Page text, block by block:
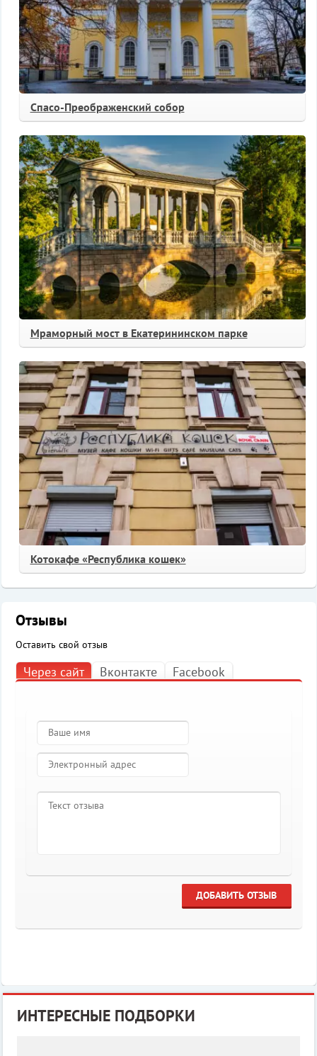
Спасо-Преображенский собор
Мраморный мост в Екатерининском парке
Котокафе «Республика кошек»
Отзывы
Оставить свой отзыв
Через сайт Вконтакте Facebook
ДОБАВИТЬ ОТЗЫВ
ИНТЕРЕСНЫЕ ПОДБОРКИ